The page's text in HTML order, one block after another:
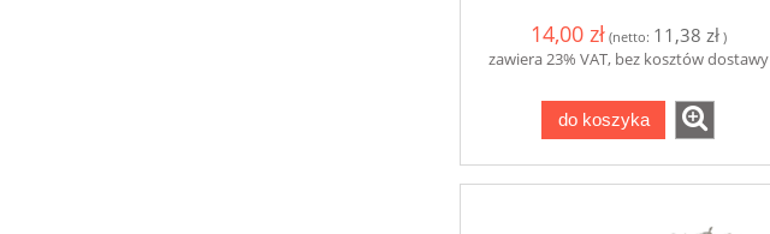
14,00 zł (netto: 11,38 zł)
zawiera 23% VAT, bez kosztów dostawy
do koszyka